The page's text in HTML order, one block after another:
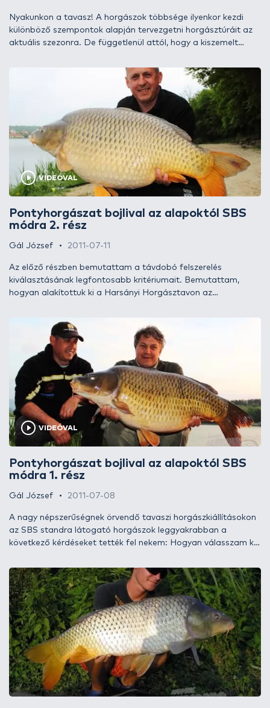
Nyakunkon a tavasz! A horgászok többsége ilyenkor kezdi
különböző szempontok alapján tervezgetni horgásztúráit az
aktuális szezonra. De függetlenül attól, hogy a kiszemelt
völgyzárógátas tó vagy egy néhány hektáros mesterséges
tavacska, a cél mindenkinél közös: a siker, és a lehető legjobb
eredmény elérése. Ehhez azonban sokszor elengedhetetlenek
a megfelelően hasznos, helyi sajátosságokkal kapcsolatos
információk és azok a többéves tapasztalatok, amelyeket
már a korábbi horgásztúráinkon begyűjtöttünk. A mostani
epizódban azokról a gyakorlati észrevételeimről szeretnék
számot adni, amelyeket vélhetően sokan sikerrel
kamatoztathatnak az ország legtöbb állóvizén…
VIDEÓVAL
Pontyhorgászat bojlival az alapoktól SBS
módra 2. rész
Gál József 2011-07-11
Az előző részben bemutattam a távdobó felszerelés
kiválasztásának legfontosabb kritériumait. Bemutattam,
hogyan alakítottuk ki a Harsányi Horgásztavon az
a 48 óra alatt megfognunk. Ezzel a csalizással barátom az
első komolyabb bojlis horgászatán fantasztikus egyéni
rekordot ért el 19,80 kg-os fogással.
VIDEÓVAL
Pontyhorgászat bojlival az alapoktól SBS
módra 1. rész
Gál József 2011-07-08
A nagy népszerűségnek örvendő tavaszi horgászkiállításokon
az SBS standra látogató horgászok leggyakrabban a
következő kérdéseket tették fel nekem: Hogyan válasszam ki
horgászatra? Hogyan etessek partról, amikor távolra
horgászom? Mely csalikat ajánlom az SBS termékpalettájáról?
Mivel nagyon sokan fogalmazták meg ugyanezeket a
dilemmákat, most kétrészes cikk és videó formájában, egy
horgászat keretében szeretném megválaszolni ezeket a
kérdéseket.